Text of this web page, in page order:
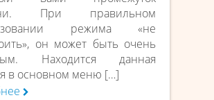
При правильном
режима «не
он может быть очень
Находится данная
в основном меню […]